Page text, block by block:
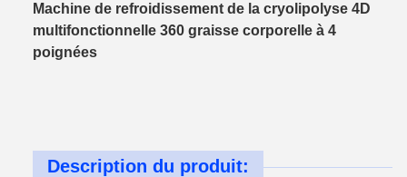
Machine de refroidissement de la cryolipolyse 4D
multifonctionnelle 360 graisse corporelle à 4
poignées
Description du produit: